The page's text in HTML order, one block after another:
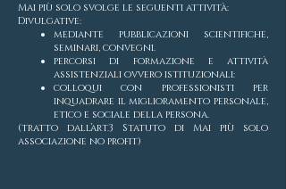
Mai più solo svolge le seguenti attività:
Divulgative:
mediante pubblicazioni scientifiche,
seminari, convegni.
percorsi di formazione e attività
assistenziali ovvero istituzionali:
colloqui con professionisti per
inquadrare il miglioramento personale,
etico e sociale della persona.
(tratto dall’art.3 Statuto di Mai più solo
associazione no profit)